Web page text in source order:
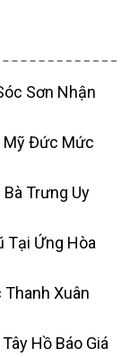
Sơn Nhận
Mỹ Đức Mức
Trưng Uy
Tại Ứng Hòa
Thanh Xuân
Hồ Báo Giá